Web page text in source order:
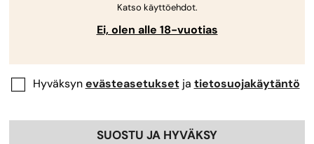
Kasvatusopas Aihehaku
Katso käyttöehdot.
Ei, olen alle 18-vuotias
Hyväksynevästeasetuksetja tietosuojakäytäntö
SUOSTU JA HYVÄKSY